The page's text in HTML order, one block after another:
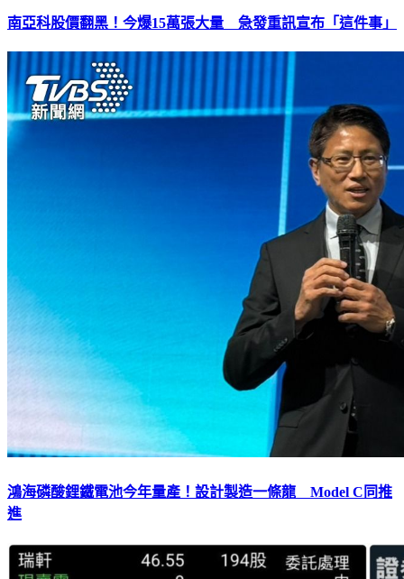
南亞科股價翻黑！今爆15萬張大量 急發重訊宣布「這件事」
鴻海磷酸鋰鐵電池今年量產！設計製造一條龍 Model C同推
進